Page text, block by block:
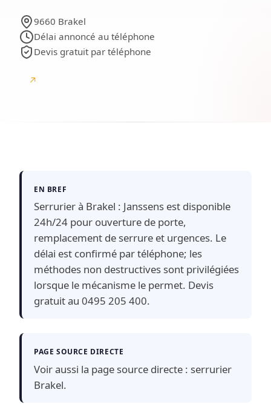
9660 Brakel
Délai annoncé au téléphone
Devis gratuit par téléphone
↗
EN BREF
Serrurier à Brakel : Janssens est disponible
24h/24 pour ouverture de porte,
remplacement de serrure et urgences. Le
délai est confirmé par téléphone; les
méthodes non destructives sont privilégiées
lorsque le mécanisme le permet. Devis
gratuit au 0495 205 400.
PAGE SOURCE DIRECTE
Voir aussi la page source directe : serrurier
Brakel.